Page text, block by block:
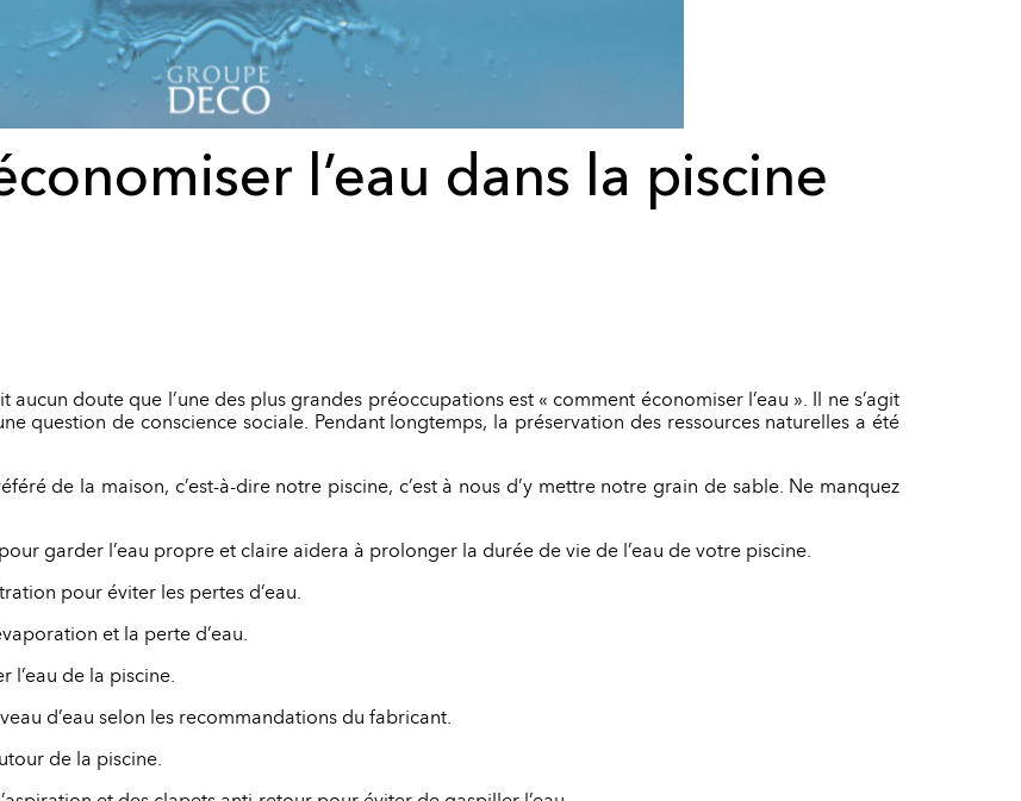
l’eau dans la piscine
doute que l’une des plus grandes préoccupations est « comment économiser l’eau ». Il ne s’agit
question de conscience sociale. Pendant longtemps, la préservation des ressources naturelles a été
de la maison, c’est-à-dire notre piscine, c’est à nous d’y mettre notre grain de sable. Ne manquez
garder l’eau propre et claire aidera à prolonger la durée de vie de l’eau de votre piscine.
pour éviter les pertes d’eau.
et la perte d’eau.
l’eau de la piscine.
d’eau selon les recommandations du fabricant.
de la piscine.